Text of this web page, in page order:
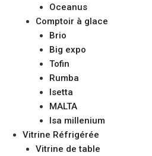
Oceanus
Comptoir à glace
Brio
Big expo
Tofin
Rumba
Isetta
MALTA
Isa millenium
Vitrine Réfrigérée
Vitrine de table